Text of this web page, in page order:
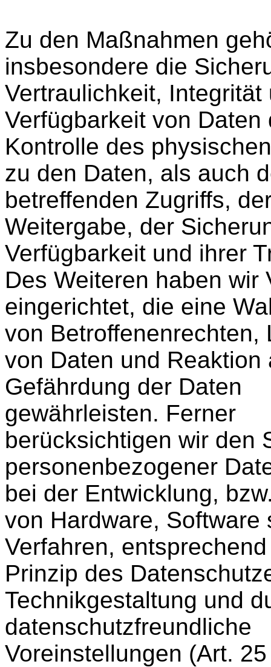
Zu den Maßnahmen
insbesondere die
Vertraulichkeit, Integrität
Verfügbarkeit von Daten
Kontrolle des
zu den Daten, als auch
betreffenden Zugriffs,
Weitergabe, der
Verfügbarkeit und ihrer
Des Weiteren haben wir
eingerichtet, die eine
von Betroffenenrechten,
von Daten und Reaktion
Gefährdung der Daten
gewährleisten. Ferner
berücksichtigen wir den
personenbezogener
bei der Entwicklung,
von Hardware, Software
Verfahren,
Prinzip des
Technikgestaltung und
datenschutzfreundliche
Voreinstellungen (Art.